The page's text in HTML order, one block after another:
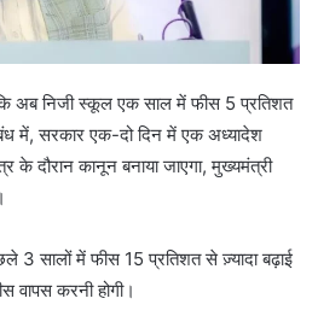
अब निजी स्कूल एक साल में फीस 5 प्रतिशत
में, सरकार एक-दो दिन में एक अध्यादेश
के दौरान कानून बनाया जाएगा, मुख्यमंत्री
3 सालों में फीस 15 प्रतिशत से ज़्यादा बढ़ाई
वापस करनी होगी।